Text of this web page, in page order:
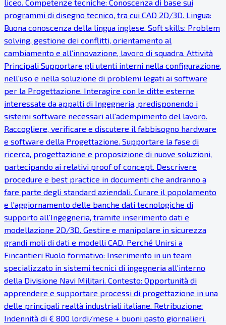
liceo. Competenze tecniche: Conoscenza di base sui
programmi di disegno tecnico, tra cui CAD 2D/3D. Lingua:
Buona conoscenza della lingua inglese. Soft skills: Problem
solving, gestione dei conflitti, orientamento al
cambiamento e all'innovazione, lavoro di squadra. Attività
Principali Supportare gli utenti interni nella configurazione,
nell'uso e nella soluzione di problemi legati ai software
per la Progettazione. Interagire con le ditte esterne
interessate da appalti di Ingegneria, predisponendo i
sistemi software necessari all'adempimento del lavoro.
Raccogliere, verificare e discutere il fabbisogno hardware
e software della Progettazione. Supportare la fase di
ricerca, progettazione e proposizione di nuove soluzioni,
partecipando ai relativi proof of concept. Descrivere
procedure e best practice in documenti che andranno a
fare parte degli standard aziendali. Curare il popolamento
e l'aggiornamento delle banche dati tecnologiche di
supporto all'Ingegneria, tramite inserimento dati e
modellazione 2D/3D. Gestire e manipolare in sicurezza
grandi moli di dati e modelli CAD. Perché Unirsi a
Fincantieri Ruolo formativo: Inserimento in un team
specializzato in sistemi tecnici di ingegneria all'interno
della Divisione Navi Militari. Contesto: Opportunità di
apprendere e supportare processi di progettazione in una
delle principali realtà industriali italiane. Retribuzione:
Indennità di € 800 lordi/mese + buoni pasto giornalieri.